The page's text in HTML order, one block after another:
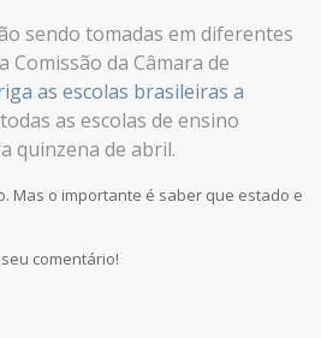
sendo tomadas em diferentes
da Câmara de
as escolas brasileiras a
as escolas de ensino
quinzena de abril.
Mas o importante é saber que estado e
comentário!